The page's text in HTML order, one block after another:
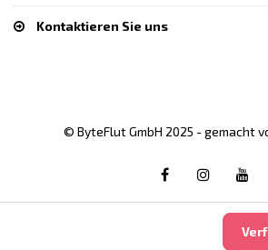
Kontaktieren Sie uns
© ByteFlut GmbH 2025 - gemacht